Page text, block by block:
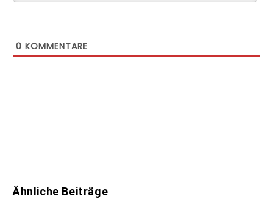
0 KOMMENTARE
Ähnliche Beiträge